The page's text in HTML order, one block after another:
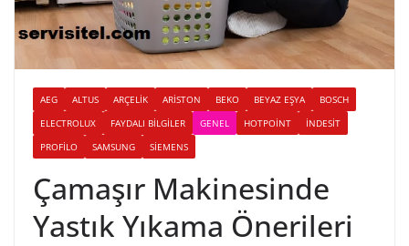
AEG ALTUS ARÇELIK ARISTON BEKO BEYAZ EŞYA
BOSCH
ELECTROLUX
FAYDALI BILGILER GENEL HOTPOINT
İNDESIT
PROFILO
SAMSUNG SIEMENS
Çamaşır Makinesinde
Yastık Yıkama Önerileri